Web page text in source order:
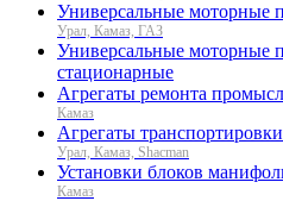
Универсальные моторные
Урал, Камаз, ГАЗ
Универсальные моторные
стационарные
Агрегаты ремонта
Камаз
Агрегаты
Урал, Камаз, Shacman
Установки блоков
Камаз